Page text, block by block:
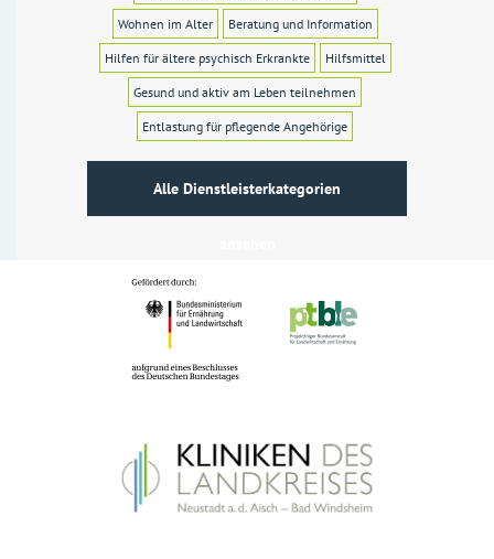
Wohnen im Alter Beratung und Information
Hilfen für ältere psychisch Erkrankte Hilfsmittel
Gesund und aktiv am Leben teilnehmen
Entlastung für pflegende Angehörige
Alle Dienstleisterkategorien